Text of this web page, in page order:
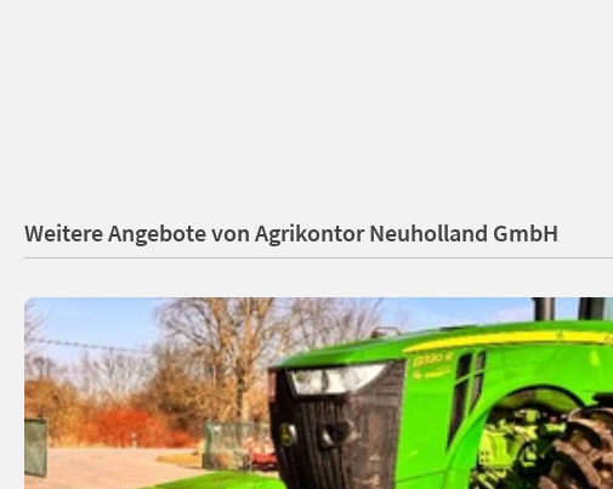
Weitere Angebote von Agrikontor Neuholland GmbH